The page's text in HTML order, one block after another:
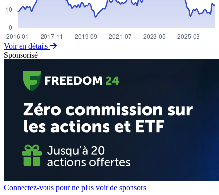
Voir en détails
Sponsorisé
Connectez-vous pour ne plus voir de sponsors